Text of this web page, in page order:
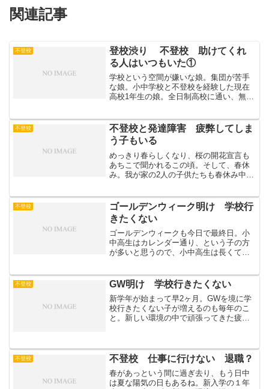
関連記事
不登校
登校渋り 不登校 助けてくれ
る人はいつもいた①
学校という空間が嫌いな娘。集団が苦手
な娘。小中学校と不登校を経験した現在
高校1年生の娘。全日制高校に通い、無事
けられることも多く、たくさん嫌な思い
もしたし、傷つくことも...
不登校
不登校と発達障害 疲弊してしま
う子もいる
めっきり春らしくなり、桜の開花宣言も
あちこで聞かれるこの頃。そして、春休
み。我が家の2人の子供たちも春休み中。
学。無事に１年生を終え、つかの間の休
みを満喫中。部活に行き...
不登校
ゴールデンウィーク明け 学校行
きたくない
ゴールデンウィークも今日で最終日。小
中高生はカレンダー通り、という子の方
が多いと思うので、小中高生は長くても
り、大人も子供も忙しくて“休み”とはなら
ないことも多い。仕事の...
不登校 GW明け 学校行きたくない
新学年が始まって早2ヶ月。GWを境に学
校行きたくない子が増えるのも毎年のこ
と。新しい環境の中で頑張ってきた疲れ
ながら何とか踏ん張ってきた子たちの中
には、ここで息切れして...
不登校 不登校 仕事に行けない 退職？
春があっという間に過ぎ去り、もう日中
は夏な陽気の日もあるね。新入学の１年